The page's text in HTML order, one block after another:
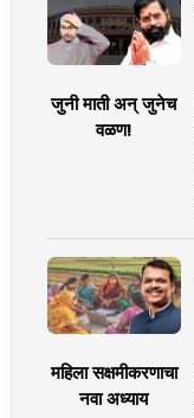
जुनी माती अन् जुनेच
वळण!
महिला सक्षमीकरणाचा
नवा अध्याय